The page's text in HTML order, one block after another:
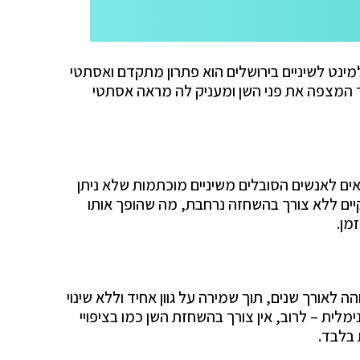
לשיניים בירושלים הוא פתרון מתקדם ואסתטי
המצפה את פני השן ומעניק לה מראה אסתטי
לאנשים הסובלים משיניים מוכתמות שלא ניתן
ללא צורך בהשחזה נרחבת, מה שהופך אותו
לאורך שנים, תוך שמירה על גוון אחיד וללא שינוי
– לרוב, אין צורך בהשחזת השן כמו בציפויי
בלבד.